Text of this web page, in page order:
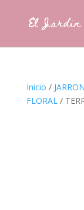
Inicio /
FLORAL/